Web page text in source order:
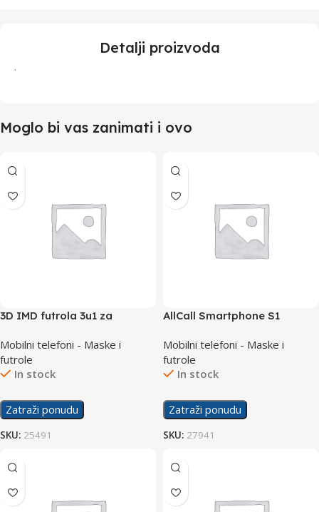
Detalji proizvoda
.
Moglo bi vas zanimati i ovo
3D IMD futrola 3u1 za
Mobilni telefoni - Maske i
futrole
In stock
Zatraži ponudu
SKU: 25491
AllCall Smartphone S1
Mobilni telefoni - Maske i
futrole
In stock
Zatraži ponudu
SKU: 27941